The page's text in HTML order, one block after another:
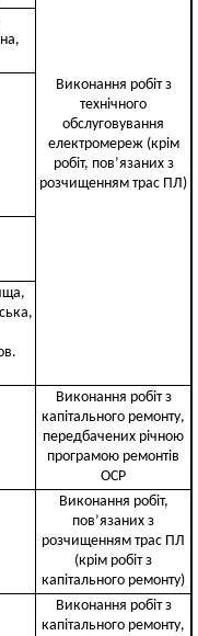
Виконання робіт з
технічного
обслуговування
електромереж (крім
робіт, пов’язаних з
розчищенням трас ПЛ)
Виконання робіт з
капітального ремонту,
передбачених річною
програмою ремонтів
ОСР
Виконання робіт,
пов’язаних з
розчищенням трас ПЛ
(крім робіт з
капітального ремонту)
Виконання робіт з
капітального ремонту,